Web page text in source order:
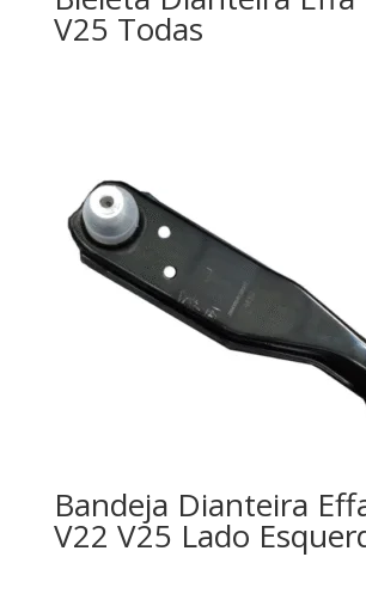
V25 Todas
Bandeja Dianteira
V22 V25 Lado